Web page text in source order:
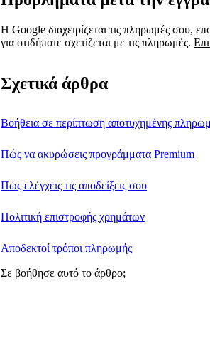
Η Google διαχειρίζεται τις πληρωμές σου,
για οτιδήποτε σχετίζεται με τις πληρωμές.
Σχετικά άρθρα
Βοήθεια σε περίπτωση αποτυχημένης
Πώς να ακυρώσεις προγράμματα Premium
Πώς ελέγχεις τις αποδείξεις σου
Πολιτική επιστροφής χρημάτων
Αποδεκτοί τρόποι πληρωμής
Σε βοήθησε αυτό το άρθρο;